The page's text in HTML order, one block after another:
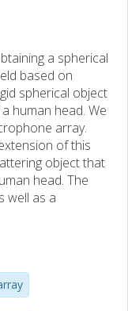
a spherical
based on
spherical object
human head. We
array.
of this
object that
head. The
well as a
of